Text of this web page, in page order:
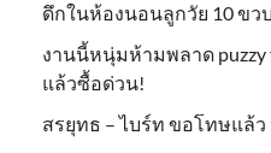
ดึกในห้องนอนลูกวัย 10 ขว
งานนี้หนุ่มห้ามพลาด puzzy
แล้วซื้อด่วน!
สรยุทธ – ไบร์ท ขอโทษแล้